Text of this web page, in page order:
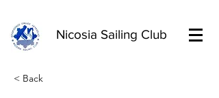
Nicosia Sailing Club
< Back